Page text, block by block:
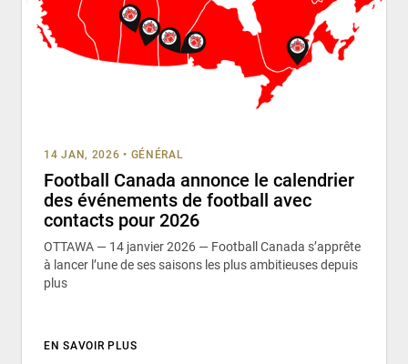
14 JAN, 2026 • GÉNÉRAL
Football Canada annonce le calendrier
des événements de football avec
contacts pour 2026
OTTAWA — 14 janvier 2026 — Football Canada s’apprête
à lancer l’une de ses saisons les plus ambitieuses depuis
plus
EN SAVOIR PLUS